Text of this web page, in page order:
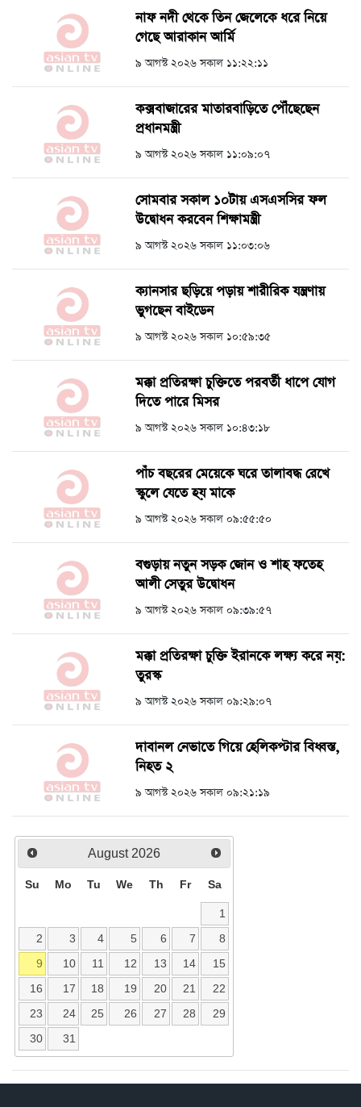
নাফ নদী থেকে তিন জেলেকে ধরে নিয়ে
গেছে আরাকান আর্মি
৯ আগস্ট ২০২৬ সকাল ১১:২২:১১
কক্সবাজারের মাতারবাড়িতে পৌঁছেছেন
প্রধানমন্ত্রী
৯ আগস্ট ২০২৬ সকাল ১১:০৯:০৭
সোমবার সকাল ১০টায় এসএসসির ফল
উদ্বোধন করবেন শিক্ষামন্ত্রী
৯ আগস্ট ২০২৬ সকাল ১১:০৩:০৬
ক্যানসার ছড়িয়ে পড়ায় শারীরিক যন্ত্রণায়
ভুগছেন বাইডেন
৯ আগস্ট ২০২৬ সকাল ১০:৫৯:৩৫
মক্কা প্রতিরক্ষা চুক্তিতে পরবর্তী ধাপে যোগ
দিতে পারে মিসর
৯ আগস্ট ২০২৬ সকাল ১০:৪৩:১৮
পাঁচ বছরের মেয়েকে ঘরে তালাবদ্ধ রেখে
স্কুলে যেতে হয় মাকে
৯ আগস্ট ২০২৬ সকাল ০৯:৫৫:৫০
বগুড়ায় নতুন সড়ক জোন ও শাহ ফতেহ
আলী সেতুর উদ্বোধন
৯ আগস্ট ২০২৬ সকাল ০৯:৩৯:৫৭
মক্কা প্রতিরক্ষা চুক্তি ইরানকে লক্ষ্য করে নয়:
তুরস্ক
৯ আগস্ট ২০২৬ সকাল ০৯:২৯:০৭
দাবানল নেভাতে গিয়ে হেলিকপ্টার বিধ্বস্ত,
নিহত ২
৯ আগস্ট ২০২৬ সকাল ০৯:২১:১৯
August 2026
Su Mo Tu We Th Fr Sa
1
2
3 4 5 6 7
8
9
10 11 12 13 14
15
16
17 18 19 20 21
22
23
24 25 26 27 28
29
30
31